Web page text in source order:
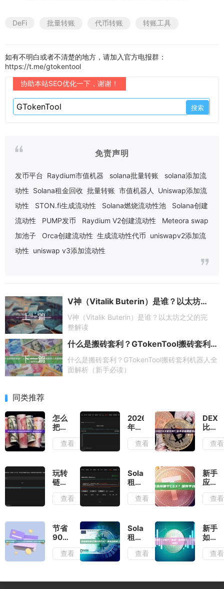
DeFi 批量转账 代币转账 转账工具
如有不明白或者不清楚的地方，请加入官方电报群：
https://t.me/gtokentool
协助本站SEO优化一下，谢谢！
免责声明
发币平台 Raydium市值机器 solana批量转账
solana添加流
动性 Solana租金回收 批量转账 市值机器人
Uniswap添加流
动性
STON.fi生成流动性 Solana燃烧流动性池
Solana创建
流动性
PUMP发币 Raydium V2创建流动性
Meteora swap
加池子
Orca创建流动性 生成流动性代币 uniswapv2添加流
动性 uniswap v3添加流动性
上一篇
V神（Vitalik Buterin）是谁？以太坊之父的完整解读
V神（Vitalik Buterin）是谁？以太坊之父的完
整解读
下一篇
什么是搬砖套利？GTokenTool搬砖套利机器人全面解析（新手必读）
什么是搬砖套利？GTokenTool搬砖套利机器人全
面解析（新手必读）
同类推荐
怎么
把钱
从
CEX
再连
接
DEX？
需要
么？
查看
2026
年
Solana
批量
选：
GTokenTool
深度
测评
查看
DEX
比
CEX
安全
会被
黑客
攻
击？
查看
玩转
链上
空
投：
GTokenTool
代币
批量
转账
工具
查看
Solana
租金
批量
回收
查看
新手
应该
选择
哪个
平台
有哪
些？
查看
节省
90%
时
间！
GTokenTool
批量
查看
Solana
租金
回收
的正
式？
查看
新手
如何
注册
CEX
看这
查看